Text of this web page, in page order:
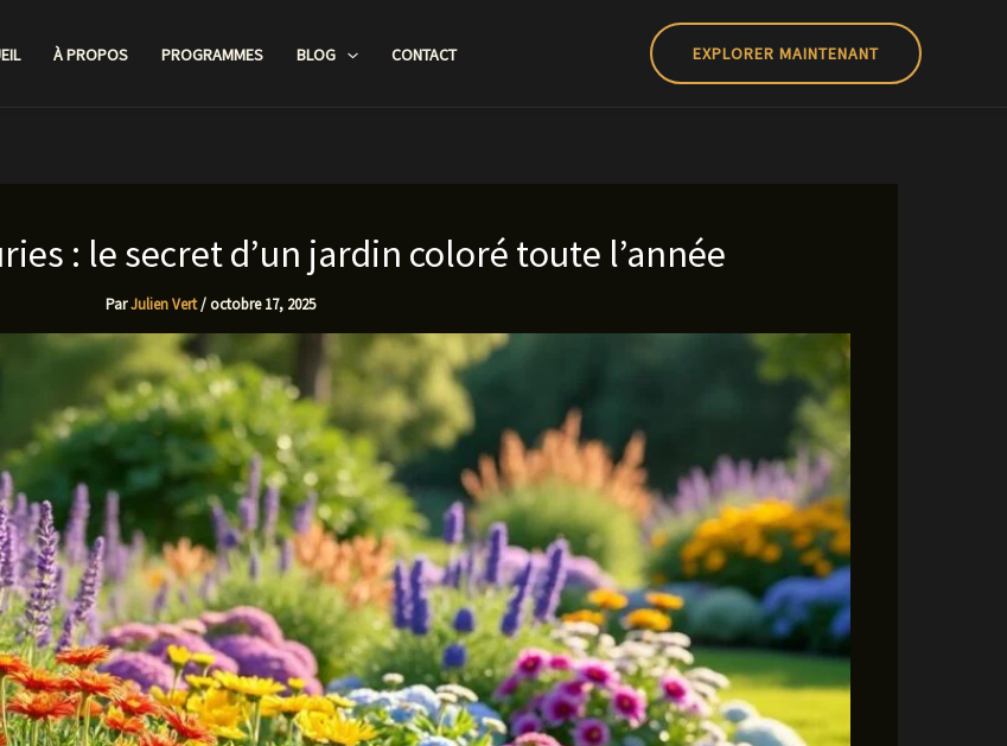
À PROPOS PROGRAMMES BLOG CONTACT EXPLORER MAINTENANT
: le secret d’un jardin coloré toute l’année
ParJulien Vert/octobre 17, 2025